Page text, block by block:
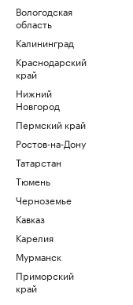
Вологодская
область
Калининград
Краснодарский
край
Нижний
Новгород
Пермский край
Ростов-на-Дону
Татарстан
Тюмень
Черноземье
Кавказ
Карелия
Мурманск
Приморский
край